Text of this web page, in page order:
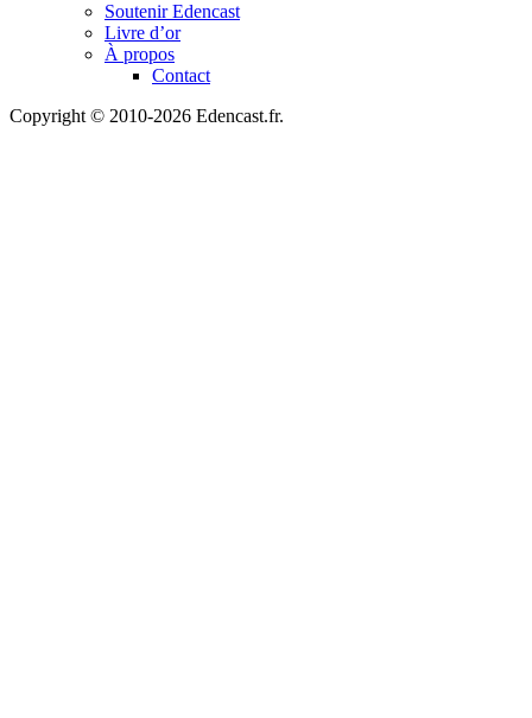
Soutenir Edencast
Livre d’or
À propos
Contact
Copyright © 2010-2026 Edencast.fr.